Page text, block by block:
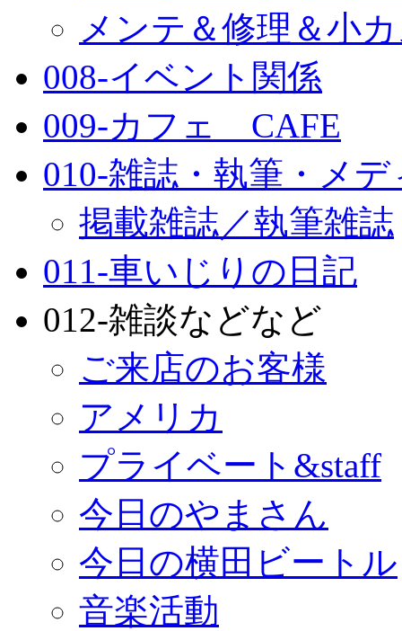
メンテ＆修理＆小
008-イベント関係
009-カフェ CAFE
010-雑誌・執筆・メ
掲載雑誌／執筆雑誌
011-車いじりの日記
012-雑談などなど
ご来店のお客様
アメリカ
プライベート&staff
今日のやまさん
今日の横田ビートル
音楽活動